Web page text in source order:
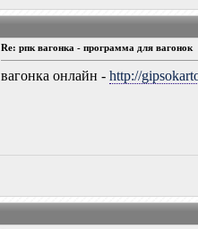
Re: рпк вагонка - программа для вагонок
вагонка онлайн - http://